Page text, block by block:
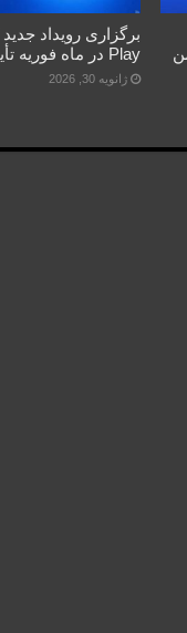
Play در ماه فوریه تأیید شد
ژانویه 30, 2026